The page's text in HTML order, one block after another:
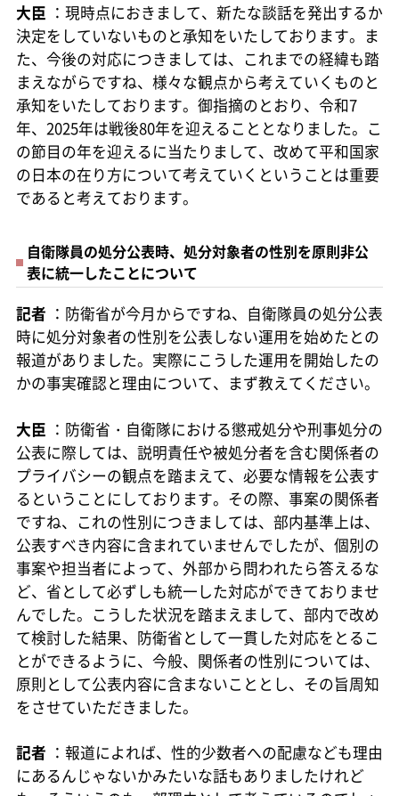
大臣 ：現時点におきまして、新たな談話を発出するか
決定をしていないものと承知をいたしております。ま
た、今後の対応につきましては、これまでの経緯も踏
まえながらですね、様々な観点から考えていくものと
承知をいたしております。御指摘のとおり、令和7
年、2025年は戦後80年を迎えることとなりました。こ
の節目の年を迎えるに当たりまして、改めて平和国家
の日本の在り方について考えていくということは重要
であると考えております。
自衛隊員の処分公表時、処分対象者の性別を原則非公
表に統一したことについて
記者 ：防衛省が今月からですね、自衛隊員の処分公表
時に処分対象者の性別を公表しない運用を始めたとの
報道がありました。実際にこうした運用を開始したの
かの事実確認と理由について、まず教えてください。
大臣 ：防衛省・自衛隊における懲戒処分や刑事処分の
公表に際しては、説明責任や被処分者を含む関係者の
プライバシーの観点を踏まえて、必要な情報を公表す
るということにしております。その際、事案の関係者
ですね、これの性別につきましては、部内基準上は、
公表すべき内容に含まれていませんでしたが、個別の
事案や担当者によって、外部から問われたら答えるな
ど、省として必ずしも統一した対応ができておりませ
んでした。こうした状況を踏まえまして、部内で改め
て検討した結果、防衛省として一貫した対応をとるこ
とができるように、今般、関係者の性別については、
原則として公表内容に含まないこととし、その旨周知
をさせていただきました。
記者 ：報道によれば、性的少数者への配慮なども理由
にあるんじゃないかみたいな話もありましたけれど